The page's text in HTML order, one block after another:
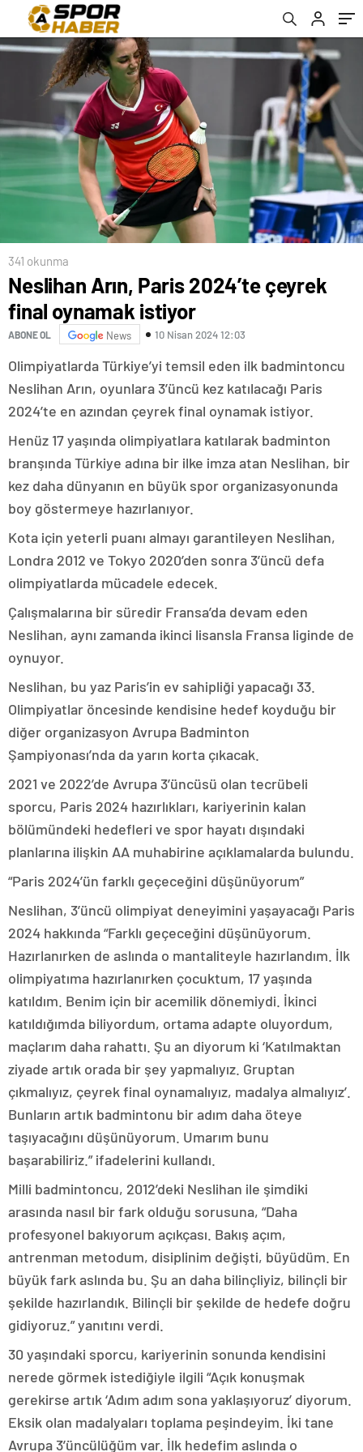
341 okunma
Neslihan Arın, Paris 2024’te çeyrek
final oynamak istiyor
ABONE OL News 10 Nisan 2024 12:03
Olimpiyatlarda Türkiye’yi temsil eden ilk badmintoncu
Neslihan Arın, oyunlara 3’üncü kez katılacağı Paris
2024’te en azından çeyrek final oynamak istiyor.
Henüz 17 yaşında olimpiyatlara katılarak badminton
branşında Türkiye adına bir ilke imza atan Neslihan, bir
kez daha dünyanın en büyük spor organizasyonunda
boy göstermeye hazırlanıyor.
Kota için yeterli puanı almayı garantileyen Neslihan,
Londra 2012 ve Tokyo 2020’den sonra 3’üncü defa
olimpiyatlarda mücadele edecek.
Çalışmalarına bir süredir Fransa’da devam eden
Neslihan, aynı zamanda ikinci lisansla Fransa liginde de
oynuyor.
Neslihan, bu yaz Paris’in ev sahipliği yapacağı 33.
Olimpiyatlar öncesinde kendisine hedef koyduğu bir
diğer organizasyon Avrupa Badminton
Şampiyonası’nda da yarın korta çıkacak.
2021 ve 2022’de Avrupa 3’üncüsü olan tecrübeli
sporcu, Paris 2024 hazırlıkları, kariyerinin kalan
bölümündeki hedefleri ve spor hayatı dışındaki
planlarına ilişkin AA muhabirine açıklamalarda bulundu.
“Paris 2024’ün farklı geçeceğini düşünüyorum”
Neslihan, 3’üncü olimpiyat deneyimini yaşayacağı Paris
2024 hakkında “Farklı geçeceğini düşünüyorum.
Hazırlanırken de aslında o mantaliteyle hazırlandım. İlk
olimpiyatıma hazırlanırken çocuktum, 17 yaşında
katıldım. Benim için bir acemilik dönemiydi. İkinci
katıldığımda biliyordum, ortama adapte oluyordum,
maçlarım daha rahattı. Şu an diyorum ki ‘Katılmaktan
ziyade artık orada bir şey yapmalıyız. Gruptan
çıkmalıyız, çeyrek final oynamalıyız, madalya almalıyız’.
Bunların artık badmintonu bir adım daha öteye
taşıyacağını düşünüyorum. Umarım bunu
başarabiliriz.” ifadelerini kullandı.
Milli badmintoncu, 2012’deki Neslihan ile şimdiki
arasında nasıl bir fark olduğu sorusuna, “Daha
profesyonel bakıyorum açıkçası. Bakış açım,
antrenman metodum, disiplinim değişti, büyüdüm. En
büyük fark aslında bu. Şu an daha bilinçliyiz, bilinçli bir
şekilde hazırlandık. Bilinçli bir şekilde de hedefe doğru
gidiyoruz.” yanıtını verdi.
30 yaşındaki sporcu, kariyerinin sonunda kendisini
nerede görmek istediğiyle ilgili “Açık konuşmak
gerekirse artık ‘Adım adım sona yaklaşıyoruz’ diyorum.
Eksik olan madalyaları toplama peşindeyim. İki tane
Avrupa 3’üncülüğüm var. İlk hedefim aslında o